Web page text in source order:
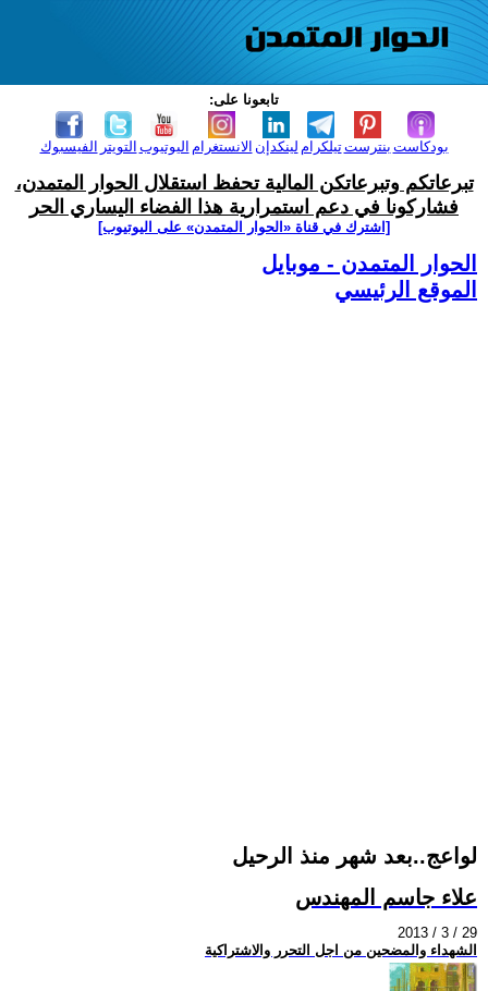
تابعونا على:
الفيسبوك التويتر اليوتيوب الانستغرام لينكدإن تيلكرامبنترست بودكاست
تبرعاتكم وتبرعاتكن المالية تحفظ استقلال الحوار المتمدن،
فشاركونا في دعم استمرارية هذا الفضاء اليساري الحر
[اشترك في قناة ‫«الحوار المتمدن» على اليوتيوب]
الحوار المتمدن - موبايل
الموقع الرئيسي
لواعج..بعد شهر منذ الرحيل
علاء جاسم المهندس
2013 / 3 / 29
الشهداء والمضحين من اجل التحرر والاشتراكية